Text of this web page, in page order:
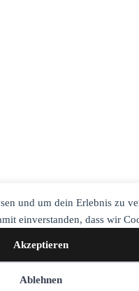
und um dein Erlebnis zu
einverstanden, dass wir
Akzeptieren
Ablehnen